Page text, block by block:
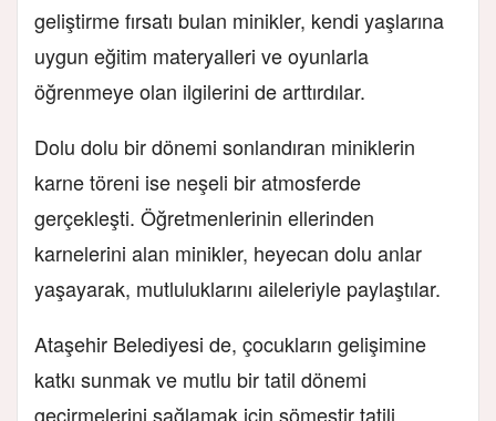
geliştirme fırsatı bulan minikler, kendi yaşlarına
uygun eğitim materyalleri ve oyunlarla
öğrenmeye olan ilgilerini de arttırdılar.
Dolu dolu bir dönemi sonlandıran miniklerin
karne töreni ise neşeli bir atmosferde
gerçekleşti. Öğretmenlerinin ellerinden
karnelerini alan minikler, heyecan dolu anlar
yaşayarak, mutluluklarını aileleriyle paylaştılar.
Ataşehir Belediyesi de, çocukların gelişimine
katkı sunmak ve mutlu bir tatil dönemi
geçirmelerini sağlamak için sömestir tatili